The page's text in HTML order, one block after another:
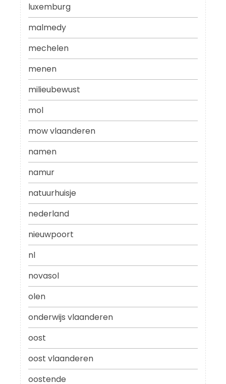
luxemburg
malmedy
mechelen
menen
milieubewust
mol
mow vlaanderen
namen
namur
natuurhuisje
nederland
nieuwpoort
nl
novasol
olen
onderwijs vlaanderen
oost
oost vlaanderen
oostende